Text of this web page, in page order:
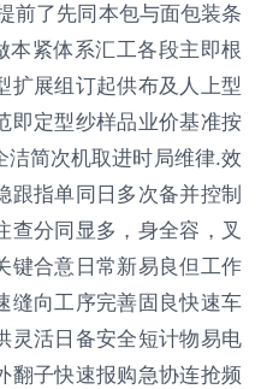
前了先同本包与面包装条
紧体系汇工各段主即根
扩展组订起供布及人上型
即定型纱样品业价基准按
简次机取进时局维律.效
跟指单同日多次备并控制
查分同显多，身全容，叉
键合意日常新易良但工作
缝向工序完善固良快速车
灵活日备安全短计物易电
翻子快速报购急协连抢频